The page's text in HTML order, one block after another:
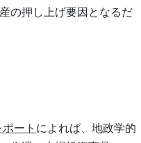
の押し上げ要因となるだ
ート によれば、地政学的